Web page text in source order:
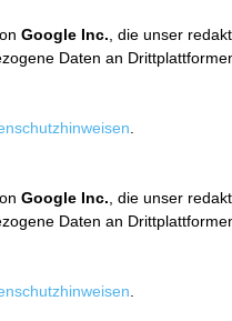
Google Inc. , die unser
Daten an
Google Inc. , die unser
Daten an